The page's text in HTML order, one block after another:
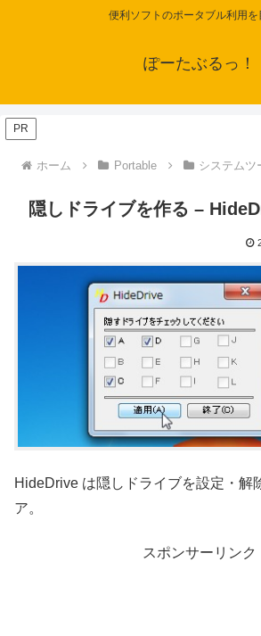
便利ソフトのポータブル利用を
ぽーたぶるっ！
PR
ホーム Portable システムツ
隠しドライブを作る –
HideDrive は隠しドライブを設定・解
ア。
スポンサーリンク